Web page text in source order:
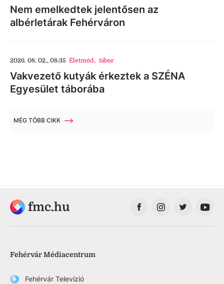
Nem emelkedtek jelentősen az
albérletárak Fehérváron
2026. 08. 02., 08:35 Életmód, tábor
Vakvezető kutyák érkeztek a SZÉNA
Egyesület táborába
MÉG TÖBB CIKK
fmc.hu
Fehérvár Médiacentrum
Fehérvár Televízió